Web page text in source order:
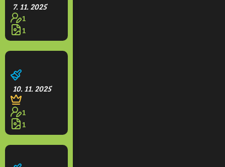
7. 11. 2025
1
1
10. 11. 2025
1
1